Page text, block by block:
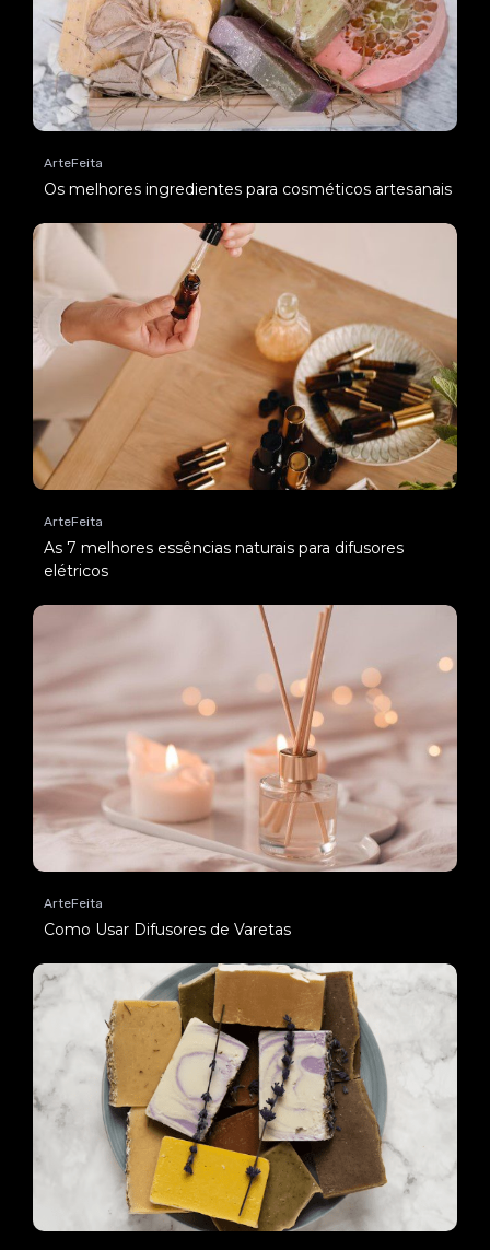
ArteFeita
Os melhores ingredientes para cosméticos artesanais
ArteFeita
As 7 melhores essências naturais para difusores
elétricos
ArteFeita
Como Usar Difusores de Varetas